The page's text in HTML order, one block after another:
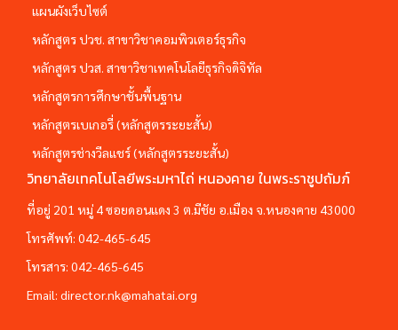
แผนผังเว็บไซต์
หลักสูตร ปวช. สาขาวิชาคอมพิวเตอร์ธุรกิจ
หลักสูตร ปวส. สาขาวิชาเทคโนโลยีธุรกิจดิจิทัล
หลักสูตรการศึกษาชั้นพื้นฐาน
หลักสูตรเบเกอรี่ (หลักสูตรระยะสั้น)
หลักสูตรช่างวีลแชร์ (หลักสูตรระยะสั้น)
วิทยาลัยเทคโนโลยีพระมหาไถ่ หนองคาย ในพระราชูปถัมภ์
ที่อยู่ 201 หมู่ 4 ซอยดอนแดง 3 ต.มีชัย อ.เมือง จ.หนองคาย 43000
โทรศัพท์: 042-465-645
โทรสาร: 042-465-645
Email: director.nk@mahatai.org